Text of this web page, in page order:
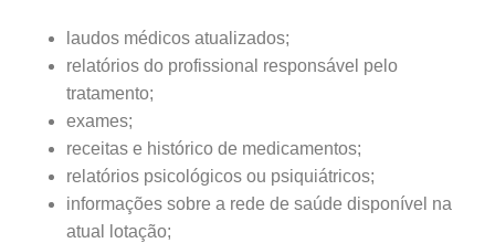
laudos médicos atualizados;
relatórios do profissional responsável pelo
tratamento;
exames;
receitas e histórico de medicamentos;
relatórios psicológicos ou psiquiátricos;
informações sobre a rede de saúde disponível na
atual lotação;